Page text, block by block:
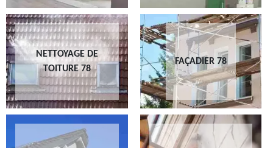
NETTOYAGE DE
TOITURE 78
FAÇADIER 78